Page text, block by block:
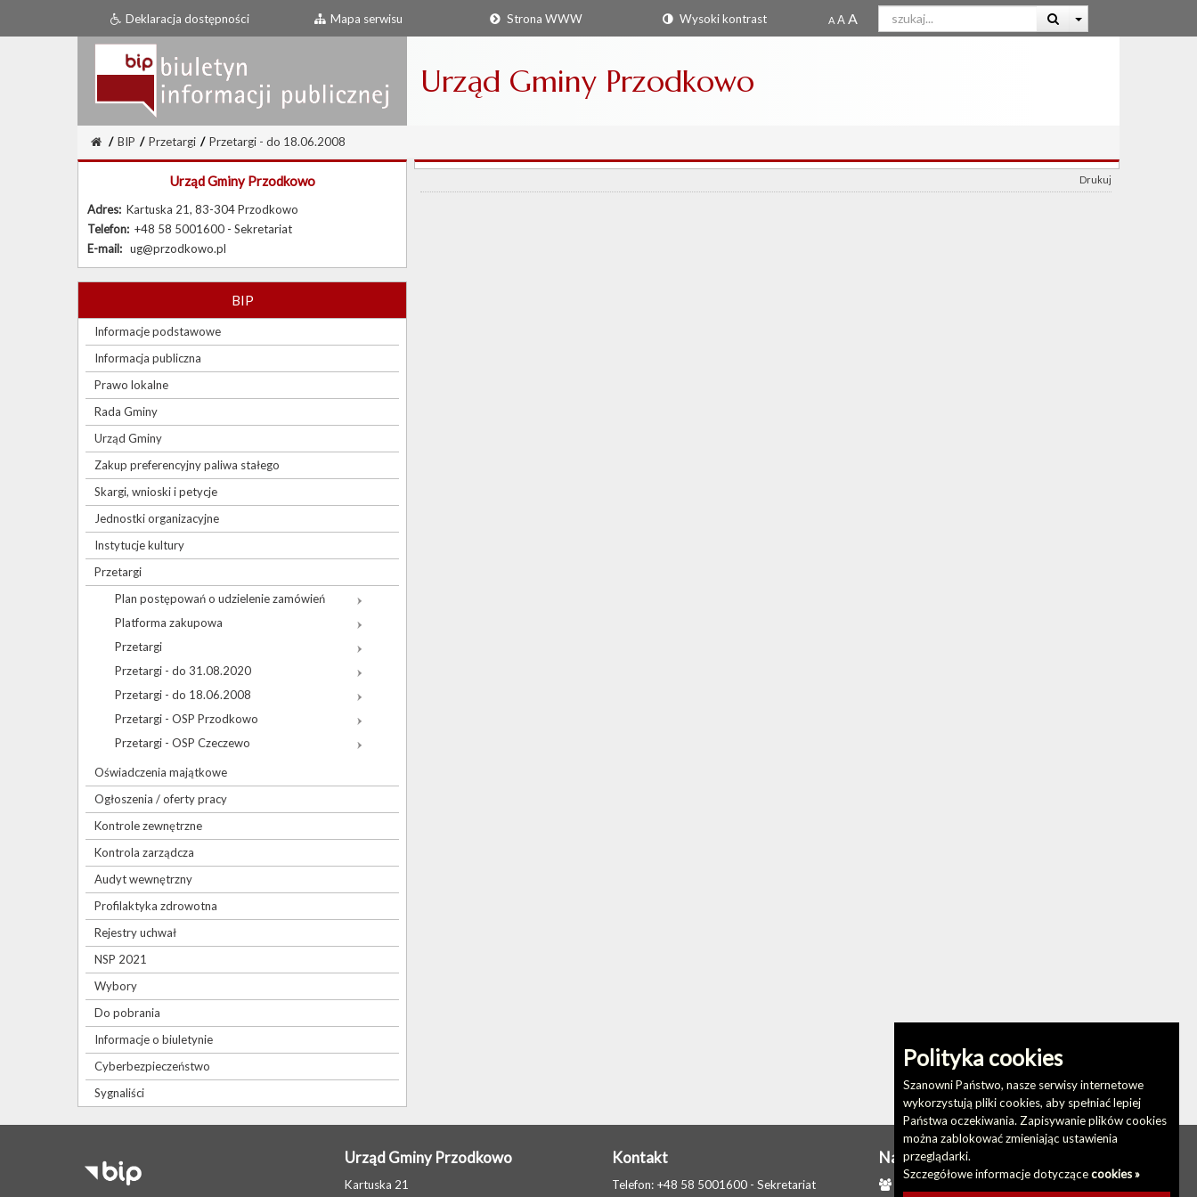
Polityka cookies
Szanowni Państwo, nasze serwisy internetowe
wykorzystują pliki cookies, aby spełniać lepiej
Państwa oczekiwania. Zapisywanie plików cookies
można zablokować zmieniając ustawienia
przeglądarki.
Szczegółowe informacje dotyczącecookies »
Deklaracja dostępności Mapa serwisu Strona WWW Wysoki kontrast
Urząd Gminy Przodkowo
/ BIP / Przetargi / Przetargi - do 18.06.2008
Urząd Gminy Przodkowo
Adres: Kartuska 21, 83-304 Przodkowo
Telefon: +48 58 5001600 - Sekretariat
E-mail: ug@przodkowo.pl
BIP
Informacje podstawowe
Informacja publiczna
Prawo lokalne
Rada Gminy
Urząd Gminy
Zakup preferencyjny paliwa stałego
Skargi, wnioski i petycje
Jednostki organizacyjne
Instytucje kultury
Przetargi
Plan postępowań o udzielenie zamówień
Platforma zakupowa
Przetargi
Przetargi - do 31.08.2020
Przetargi - do 18.06.2008
Przetargi - OSP Przodkowo
Przetargi - OSP Czeczewo
Oświadczenia majątkowe
Ogłoszenia / oferty pracy
Kontrole zewnętrzne
Kontrola zarządcza
Audyt wewnętrzny
Profilaktyka zdrowotna
Rejestry uchwał
NSP 2021
Wybory
Do pobrania
Informacje o biuletynie
Cyberbezpieczeństwo
Sygnaliści
Drukuj
Urząd Gminy Przodkowo
Kartuska 21
Kontakt
Telefon: +48 58 5001600 - Sekretariat
Na skróty
Redakcja biuletynu